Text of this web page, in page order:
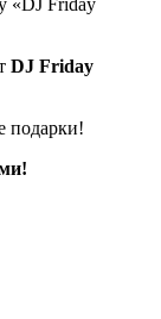
DJ Friday
подарки!